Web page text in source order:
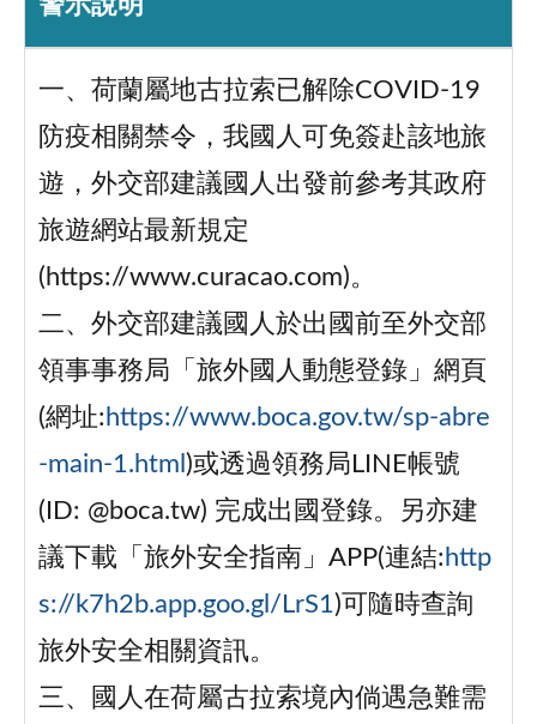
警示說明
一、荷蘭屬地古拉索已解除COVID-19
防疫相關禁令，我國人可免簽赴該地旅
遊，外交部建議國人出發前參考其政府
旅遊網站最新規定
(https://www.curacao.com)。
二、外交部建議國人於出國前至外交部
領事事務局「旅外國人動態登錄」網頁
(網址: https://www.boca.gov.tw/sp-abre
-main-1.html )或透過領務局LINE帳號
(ID: @boca.tw) 完成出國登錄。另亦建
議下載「旅外安全指南」APP(連結: http
s://k7h2b.app.goo.gl/LrS1)可隨時查詢
旅外安全相關資訊。
三、國人在荷屬古拉索境內倘遇急難需